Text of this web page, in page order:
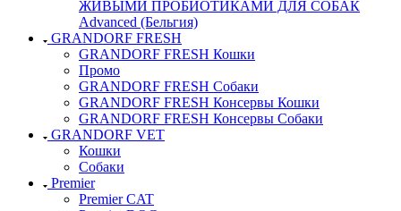
ЖИВЫМИ ПРОБИОТИКАМИ ДЛЯ СОБАК
Advanced (Бельгия)
GRANDORF FRESH
GRANDORF FRESH Кошки
Промо
GRANDORF FRESH Собаки
GRANDORF FRESH Консервы Кошки
GRANDORF FRESH Консервы Собаки
GRANDORF VET
Кошки
Собаки
Premier
Premier CAT